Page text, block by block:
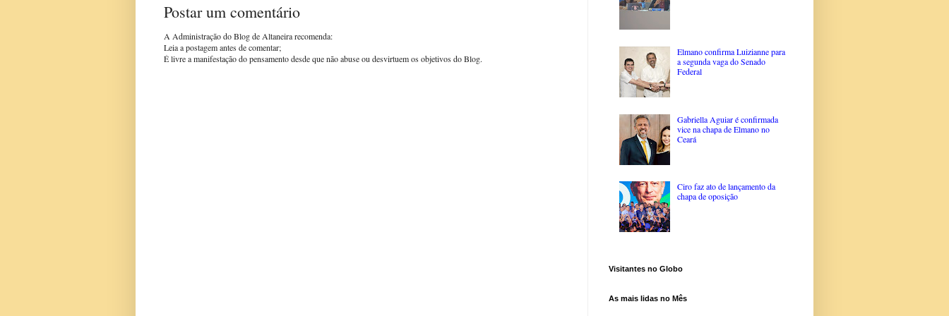
Postar um comentário
A Administração do Blog de Altaneira recomenda:
Leia a postagem antes de comentar;
É livre a manifestação do pensamento desde que não abuse ou desvirtuem os objetivos do Blog.
Elmano confirma Luizianne para
a segunda vaga do Senado
Federal
Gabriella Aguiar é confirmada
vice na chapa de Elmano no
Ceará
Ciro faz ato de lançamento da
chapa de oposição
Visitantes no Globo
As mais lidas no Mês